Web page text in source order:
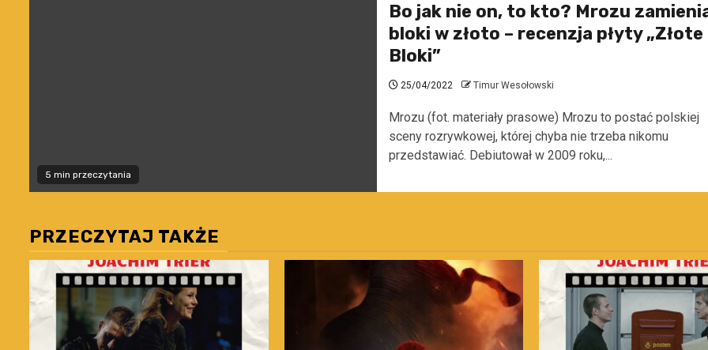
5 min przeczytania
Bo jak nie on, to kto? Mrozu
bloki w złoto – recenzja płyty „Złote
Bloki”
25/04/2022 Timur Wesołowski
Mrozu (fot. materiały prasowe) Mrozu to postać polskiej
sceny rozrywkowej, której chyba nie trzeba nikomu
przedstawiać. Debiutował w 2009 roku,...
PRZECZYTAJ TAKŻE